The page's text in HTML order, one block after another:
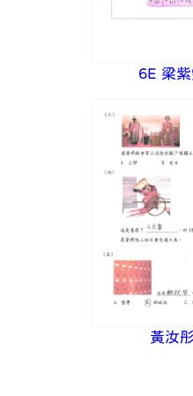
6E 梁
黃汝彤